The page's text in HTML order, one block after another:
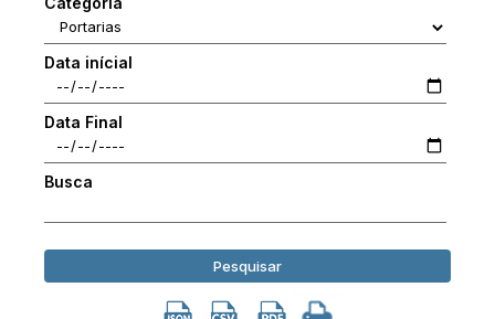
Data inícial
Data Final
Busca
Pesquisar